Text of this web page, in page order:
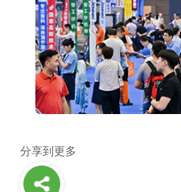
分享到更多